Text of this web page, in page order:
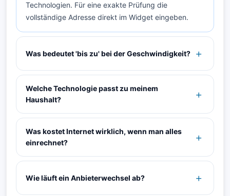
Technologien. Für eine exakte Prüfung die
vollständige Adresse direkt im Widget eingeben.
Was bedeutet 'bis zu' bei der Geschwindigkeit?
Welche Technologie passt zu meinem
Haushalt?
Was kostet Internet wirklich, wenn man alles
einrechnet?
Wie läuft ein Anbieterwechsel ab?